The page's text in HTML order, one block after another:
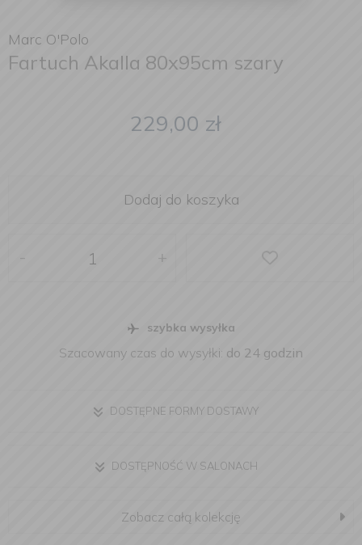
Marc O'Polo
Fartuch Akalla 80x95cm szary
229,00 zł
Dodaj do koszyka
- +
szybka wysyłka
Szacowany czas do wysyłki: do 24 godzin
DOSTĘPNE FORMY DOSTAWY
DOSTĘPNOŚĆ W SALONACH
Zobacz całą kolekcję